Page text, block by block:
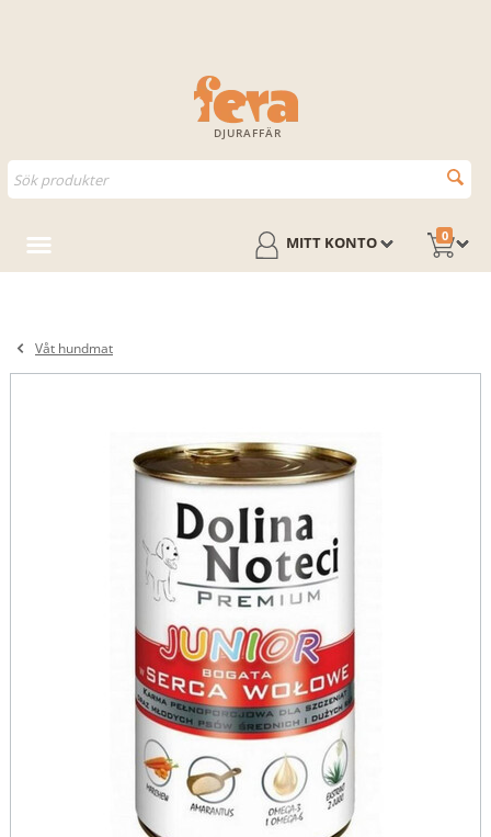
DJURAFFÄR
0
MITT KONTO
Våt hundmat